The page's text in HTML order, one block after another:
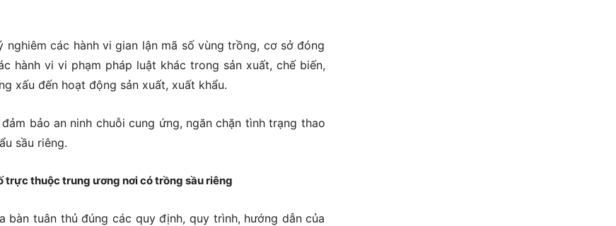
các hành vi gian lận mã số vùng trồng, cơ sở đóng
hành vi vi phạm pháp luật khác trong sản xuất, chế biến,
xấu đến hoạt động sản xuất, xuất khẩu.
bảo an ninh chuỗi cung ứng, ngăn chặn tình trạng thao
sầu riêng.
trực thuộc trung ương nơi có trồng sầu riêng
bàn tuân thủ đúng các quy định, quy trình, hướng dẫn của